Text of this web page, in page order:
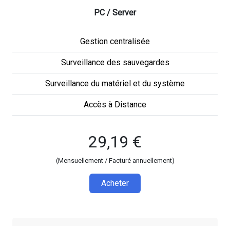
PC / Server
Gestion centralisée
Surveillance des sauvegardes
Surveillance du matériel et du système
Accès à Distance
29,19 €
(Mensuellement / Facturé annuellement)
Acheter